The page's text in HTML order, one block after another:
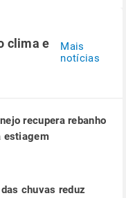
clima e
Mais
notícias
recupera rebanho
estiagem
chuvas reduz